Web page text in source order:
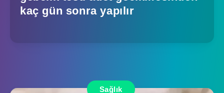
kaç gün sonra yapılır
Sağlık